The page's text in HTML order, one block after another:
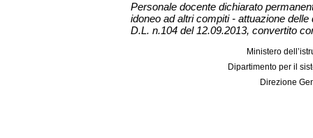
Personale docente dichiarato
idoneo ad altri compiti - attuazione
D.L. n.104 del 12.09.2013, convertito
Ministero
Dipartimento per il
Direzione